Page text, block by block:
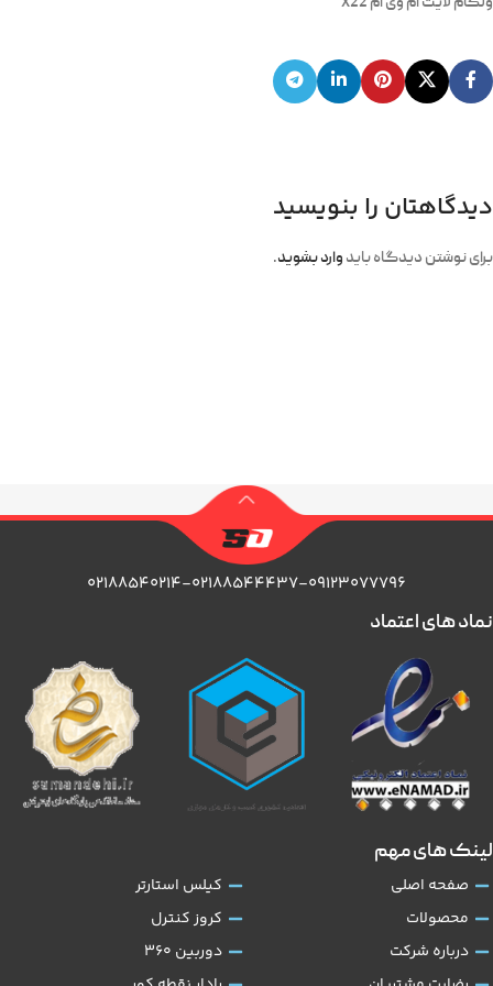
دیدگاهتان را بنویسید
برای نوشتن دیدگاه باید وارد بشوید.
۰۲۱۸۸۵۴۰۲۱۴-۰۲۱۸۸۵۴۴۴۳۷-۰۹۱۲۳۰۷۷۷۹۶
لینک های مهم
صفحه اصلی
محصولات
درباره شرکت
کیلس استارتر
کروز کنترل
دوربین 360
نماد های اعتماد